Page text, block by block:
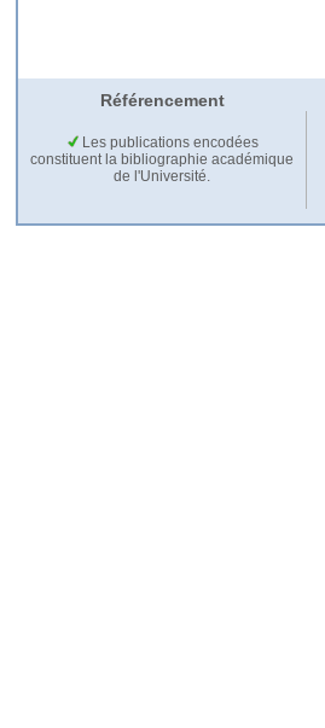
Référencement
Les publications encodées
constituent la bibliographie académique
de l'Université.